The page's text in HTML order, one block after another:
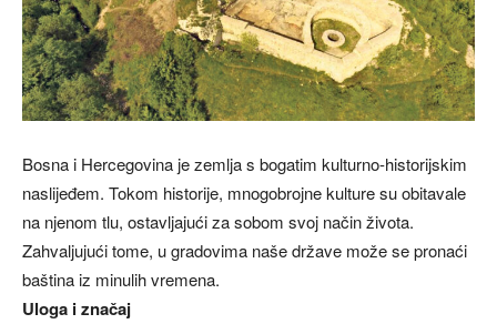
Bosna i Hercegovina je zemlja s bogatim kulturno-historijskim
naslijeđem. Tokom historije, mnogobrojne kulture su obitavale
na njenom tlu, ostavljajući za sobom svoj način života.
Zahvaljujući tome, u gradovima naše države može se pronaći
baština iz minulih vremena.
Uloga i značaj